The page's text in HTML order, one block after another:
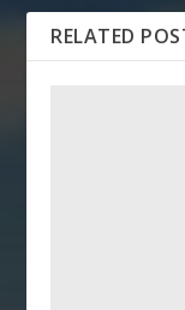
RELATED